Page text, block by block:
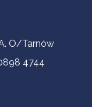
O/Tarnów
4744